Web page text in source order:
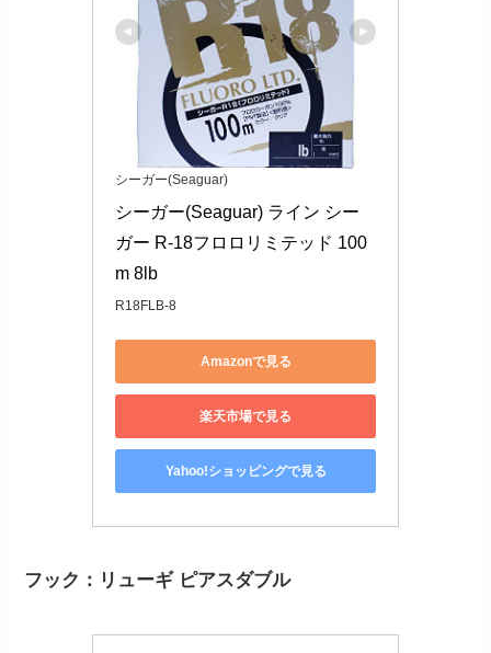
シーガー(Seaguar)
シーガー(Seaguar) ライン シー
ガー R-18フロロリミテッド 100
m 8lb
R18FLB-8
Amazonで見る
楽天市場で見る
Yahoo!ショッピングで見る
フック：リューギ ピアスダブル